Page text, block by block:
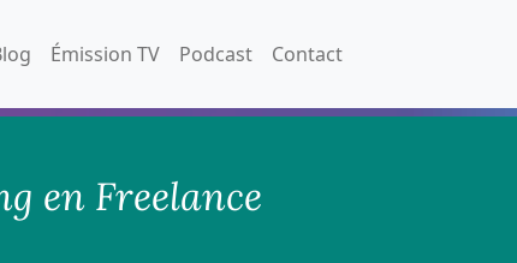
Émission TV Podcast Contact
en Freelance